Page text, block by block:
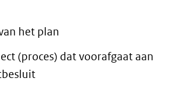
het plan
(proces) dat voorafgaat aan